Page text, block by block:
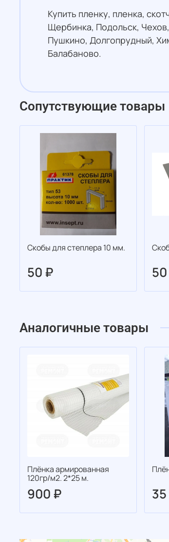
Купить пленку, пленка,
Щербинка, Подольск,
Пушкино, Долгопрудный,
Балабаново.
Сопутствующие товары
Скобы для степлера 10 мм.
50 ₽
Аналогичные товары
Плёнка армированная
120гр/м2. 2*25 м.
900 ₽